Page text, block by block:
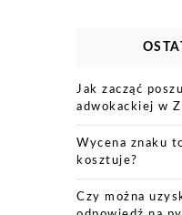
Jak zacząć
adwokackiej w
Wycena znaku
kosztuje?
Czy można